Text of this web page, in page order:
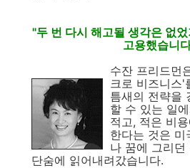
"두 번 다시 해고될 생각은 없
고용했습니
수잔 프리드먼
크로 비즈니스'
틈새의 전략을
할 수 있는 일
적고, 적은 비
한다는 것은 미
나 꿈에 그리던
단숨에 읽어내려갔습니다.